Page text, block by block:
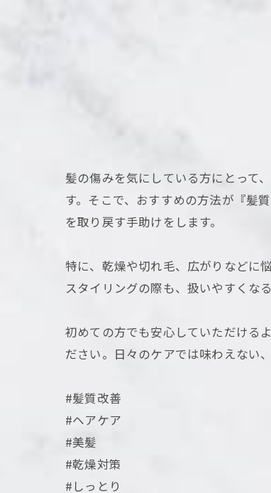
髪の傷みを気にしている方にとって
す。そこで、おすすめの方法が『髪
を取り戻す手助けをします。
特に、乾燥や切れ毛、広がりなどに
スタイリングの際も、扱いやすくな
初めての方でも安心していただける
ださい。日々のケアでは味わえない
#髪質改善
#ヘアケア
#美髪
#乾燥対策
#しっとり